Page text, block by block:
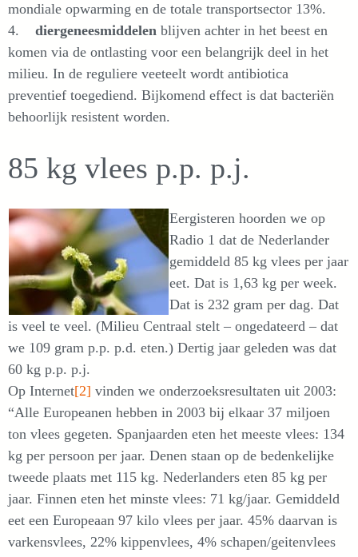
mondiale opwarming en de totale transportsector 13%.
4. diergeneesmiddelen blijven achter in het beest en
komen via de ontlasting voor een belangrijk deel in het
milieu. In de reguliere veeteelt wordt antibiotica
preventief toegediend. Bijkomend effect is dat bacteriën
behoorlijk resistent worden.
85 kg vlees p.p. p.j.
Eergisteren hoorden we op
Radio 1 dat de Nederlander
gemiddeld 85 kg vlees per jaar
eet. Dat is 1,63 kg per week.
Dat is 232 gram per dag. Dat
is veel te veel. (Milieu Centraal stelt – ongedateerd – dat
we 109 gram p.p. p.d. eten.) Dertig jaar geleden was dat
60 kg p.p. p.j.
Op Internet[2] vinden we onderzoeksresultaten uit 2003:
“Alle Europeanen hebben in 2003 bij elkaar 37 miljoen
ton vlees gegeten. Spanjaarden eten het meeste vlees: 134
kg per persoon per jaar. Denen staan op de bedenkelijke
tweede plaats met 115 kg. Nederlanders eten 85 kg per
jaar. Finnen eten het minste vlees: 71 kg/jaar. Gemiddeld
eet een Europeaan 97 kilo vlees per jaar. 45% daarvan is
varkensvlees, 22% kippenvlees, 4% schapen/geitenvlees